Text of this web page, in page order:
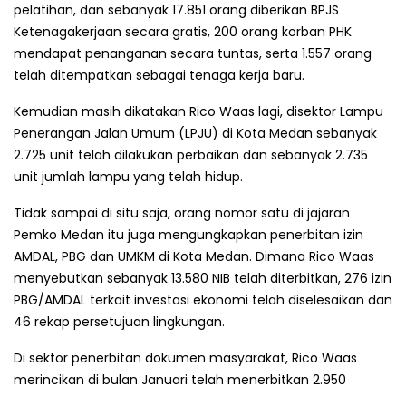
pelatihan, dan sebanyak 17.851 orang diberikan BPJS
Ketenagakerjaan secara gratis, 200 orang korban PHK
mendapat penanganan secara tuntas, serta 1.557 orang
telah ditempatkan sebagai tenaga kerja baru.
Kemudian masih dikatakan Rico Waas lagi, disektor Lampu
Penerangan Jalan Umum (LPJU) di Kota Medan sebanyak
2.725 unit telah dilakukan perbaikan dan sebanyak 2.735
unit jumlah lampu yang telah hidup.
Tidak sampai di situ saja, orang nomor satu di jajaran
Pemko Medan itu juga mengungkapkan penerbitan izin
AMDAL, PBG dan UMKM di Kota Medan. Dimana Rico Waas
menyebutkan sebanyak 13.580 NIB telah diterbitkan, 276 izin
PBG/AMDAL terkait investasi ekonomi telah diselesaikan dan
46 rekap persetujuan lingkungan.
Di sektor penerbitan dokumen masyarakat, Rico Waas
merincikan di bulan Januari telah menerbitkan 2.950